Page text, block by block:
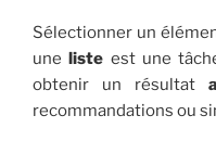
Sélectionner un
uneliste est une
obtenir un résultat
recommandations ou